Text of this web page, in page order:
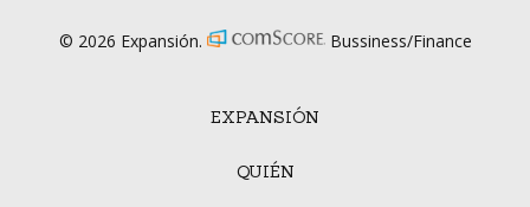
EXPANSIÓN
QUIÉN
© 2026 Expansión. Bussiness/Finance